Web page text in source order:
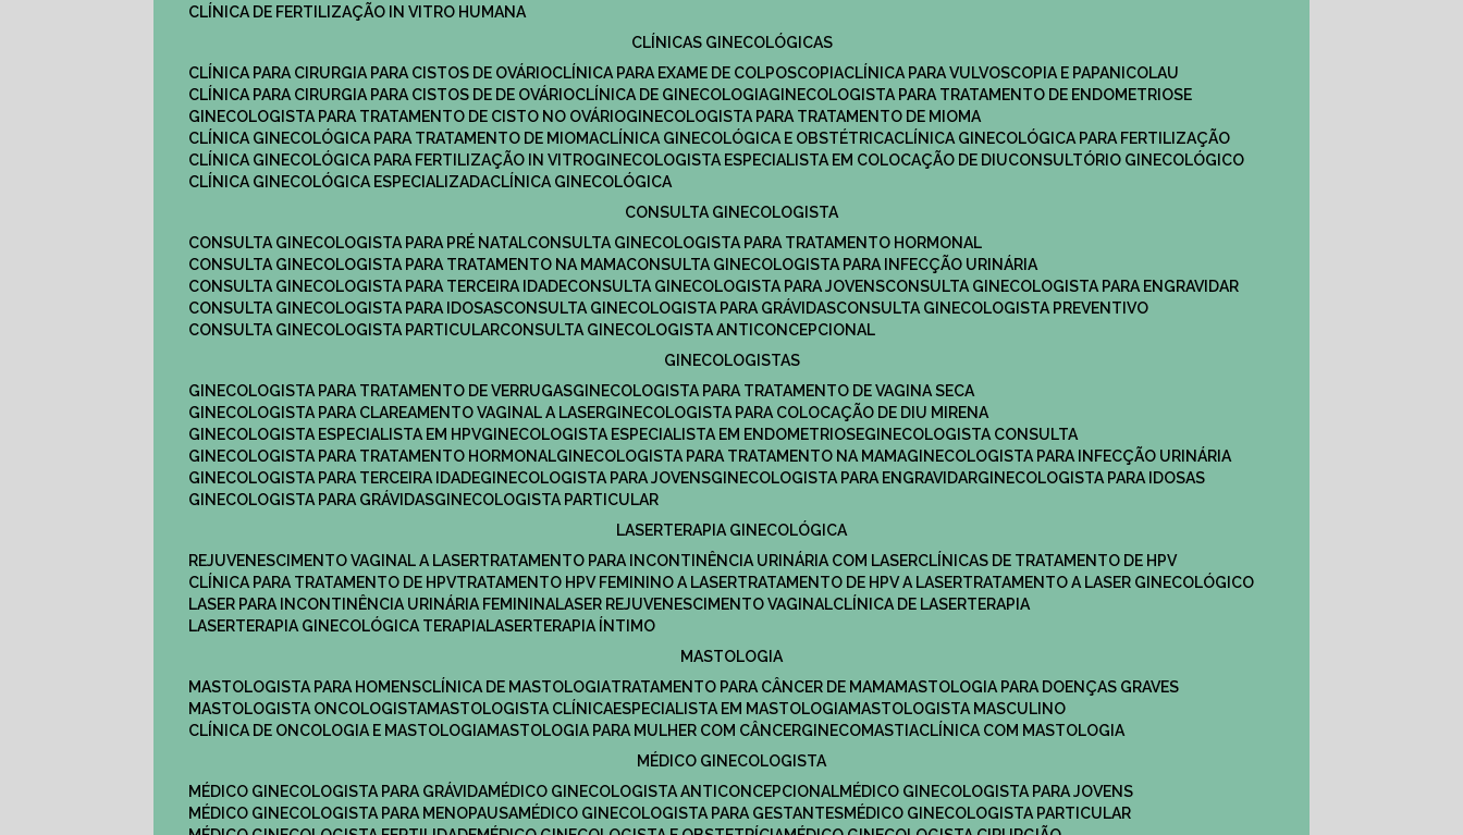
CLÍNICA DE FERTILIZAÇÃO IN VITRO HUMANA
CLÍNICAS GINECOLÓGICAS
CLÍNICA PARA CIRURGIA PARA CISTOS DE OVÁRIO
CLÍNICA PARA EXAME DE COLPOSCOPIA
CLÍNICA PARA VULVOSCOPIA E PAPANICOLAU
CLÍNICA PARA CIRURGIA PARA CISTOS DE DE OVÁRIO
CLÍNICA DE GINECOLOGIA
GINECOLOGISTA PARA TRATAMENTO DE ENDOMETRIOSE
GINECOLOGISTA PARA TRATAMENTO DE CISTO NO OVÁRIO
GINECOLOGISTA PARA TRATAMENTO DE MIOMA
CLÍNICA GINECOLÓGICA PARA TRATAMENTO DE MIOMA
CLÍNICA GINECOLÓGICA E OBSTÉTRICA
CLÍNICA GINECOLÓGICA PARA FERTILIZAÇÃO
CLÍNICA GINECOLÓGICA PARA FERTILIZAÇÃO IN VITRO
GINECOLOGISTA ESPECIALISTA EM COLOCAÇÃO DE DIU
CONSULTÓRIO GINECOLÓGICO
CLÍNICA GINECOLÓGICA ESPECIALIZADA
CLÍNICA GINECOLÓGICA
CONSULTA GINECOLOGISTA
CONSULTA GINECOLOGISTA PARA PRÉ NATAL
CONSULTA GINECOLOGISTA PARA TRATAMENTO HORMONAL
CONSULTA GINECOLOGISTA PARA TRATAMENTO NA MAMA
CONSULTA GINECOLOGISTA PARA INFECÇÃO URINÁRIA
CONSULTA GINECOLOGISTA PARA TERCEIRA IDADE
CONSULTA GINECOLOGISTA PARA JOVENS
CONSULTA GINECOLOGISTA PARA ENGRAVIDAR
CONSULTA GINECOLOGISTA PARA IDOSAS
CONSULTA GINECOLOGISTA PARA GRÁVIDAS
CONSULTA GINECOLOGISTA PREVENTIVO
CONSULTA GINECOLOGISTA PARTICULAR
CONSULTA GINECOLOGISTA ANTICONCEPCIONAL
GINECOLOGISTAS
GINECOLOGISTA PARA TRATAMENTO DE VERRUGAS
GINECOLOGISTA PARA TRATAMENTO DE VAGINA SECA
GINECOLOGISTA PARA CLAREAMENTO VAGINAL A LASER
GINECOLOGISTA PARA COLOCAÇÃO DE DIU MIRENA
GINECOLOGISTA ESPECIALISTA EM HPV
GINECOLOGISTA ESPECIALISTA EM ENDOMETRIOSE
GINECOLOGISTA CONSULTA
GINECOLOGISTA PARA TRATAMENTO HORMONAL
GINECOLOGISTA PARA TRATAMENTO NA MAMA
GINECOLOGISTA PARA INFECÇÃO URINÁRIA
GINECOLOGISTA PARA TERCEIRA IDADE
GINECOLOGISTA PARA JOVENS GINECOLOGISTA PARA ENGRAVIDAR
GINECOLOGISTA PARA IDOSAS
GINECOLOGISTA PARA GRÁVIDAS
GINECOLOGISTA PARTICULAR
LASERTERAPIA GINECOLÓGICA
REJUVENESCIMENTO VAGINAL A LASER
TRATAMENTO PARA INCONTINÊNCIA URINÁRIA COM LASER
CLÍNICAS DE TRATAMENTO DE HPV
CLÍNICA PARA TRATAMENTO DE HPV
TRATAMENTO HPV FEMININO A LASER TRATAMENTO DE HPV A LASER
TRATAMENTO A LASER GINECOLÓGICO
LASER PARA INCONTINÊNCIA URINÁRIA FEMININA LASER REJUVENESCIMENTO VAGINAL
CLÍNICA DE LASERTERAPIA
LASERTERAPIA GINECOLÓGICA TERAPIA LASERTERAPIA ÍNTIMO
MASTOLOGIA
MASTOLOGISTA PARA HOMENS
CLÍNICA DE MASTOLOGIA TRATAMENTO PARA CÂNCER DE MAMA
MASTOLOGIA PARA DOENÇAS GRAVES
MASTOLOGISTA ONCOLOGISTA
MASTOLOGISTA CLÍNICA ESPECIALISTA EM MASTOLOGIA
MASTOLOGISTA MASCULINO
CLÍNICA DE ONCOLOGIA E MASTOLOGIA
MASTOLOGIA PARA MULHER COM CÂNCER GINECOMASTIA
CLÍNICA COM MASTOLOGIA
MÉDICO GINECOLOGISTA
MÉDICO GINECOLOGISTA PARA GRÁVIDA
MÉDICO GINECOLOGISTA ANTICONCEPCIONAL
MÉDICO GINECOLOGISTA PARA JOVENS
MÉDICO GINECOLOGISTA PARA MENOPAUSA
MÉDICO GINECOLOGISTA PARA GESTANTES
MÉDICO GINECOLOGISTA PARTICULAR